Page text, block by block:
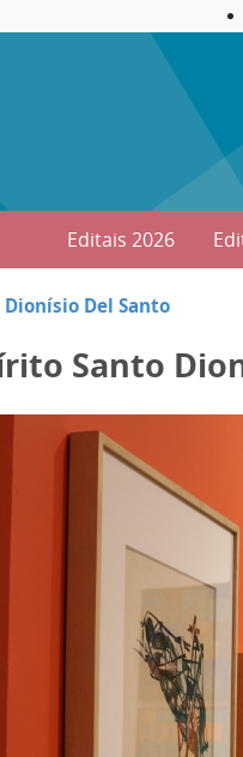
Editais 2026
Del Santo
Santo